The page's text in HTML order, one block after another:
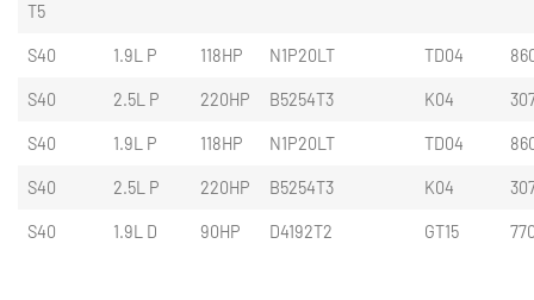
T5
S40 1.9L P 118HP N1P20LT TD04
S40 2.5L P 220HP B5254T3 K04
S40 1.9L P 118HP N1P20LT TD04
S40 2.5L P 220HP B5254T3 K04
S40 1.9L D 90HP D4192T2 GT15